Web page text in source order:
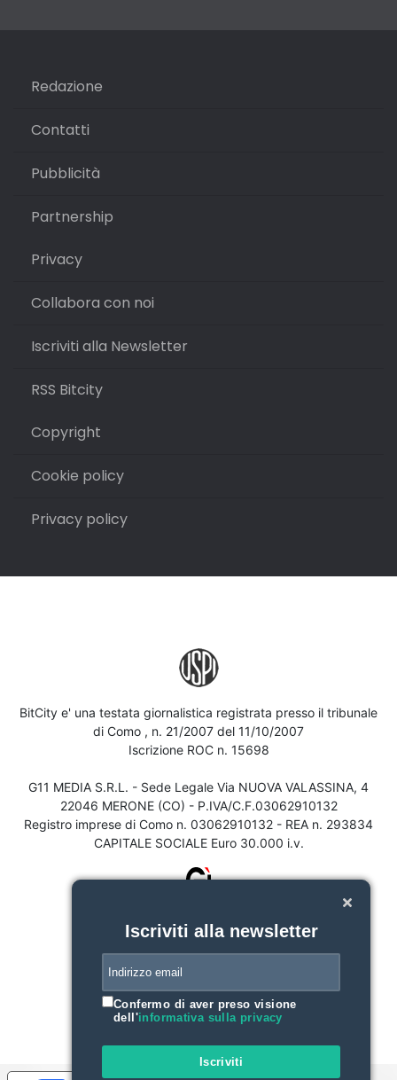
Redazione
Contatti
Pubblicità
Partnership
Privacy
Collabora con noi
Iscriviti alla Newsletter
RSS Bitcity
Copyright
Cookie policy
Privacy policy
BitCity e' una testata giornalistica registrata presso il tribunale
di Como , n. 21/2007 del 11/10/2007
Iscrizione ROC n. 15698
G11 MEDIA S.R.L. - Sede Legale Via NUOVA VALASSINA, 4
22046 MERONE (CO) - P.IVA/C.F.03062910132
Registro imprese di Como n. 03062910132 - REA n. 293834
CAPITALE SOCIALE Euro 30.000 i.v.
Iscriviti alla newsletter
Confermo di aver preso visione
dell'informativa sulla privacy
Iscriviti